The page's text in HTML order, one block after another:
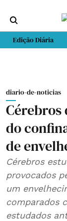
Edição Diária
diario-de-noticias
Cérebros
do
de
Cérebros
provocados
um
comparados
estudados